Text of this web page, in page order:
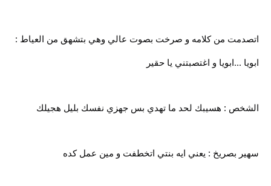
اتصدمت من كلامه و صرخت بصوت عالي وهي بتشهق من العياط :
ابويا ...ابويا و اغتصبتني يا حقير
الشخص : هسيبك لحد ما تهدي بس جهزي نفسك بليل هجيلك
سهير بصريخ : يعني ايه بنتي اتخطفت و مين عمل كده